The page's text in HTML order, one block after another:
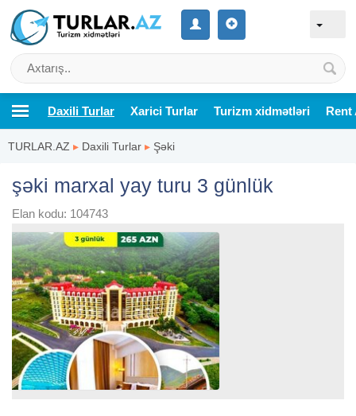
Daxili Turlar Xarici Turlar Turizm xidmətləri Rent
TURLAR.AZ ▸ Daxili Turlar ▸ Şəki
şəki marxal yay turu 3 günlük
Elan kodu: 104743